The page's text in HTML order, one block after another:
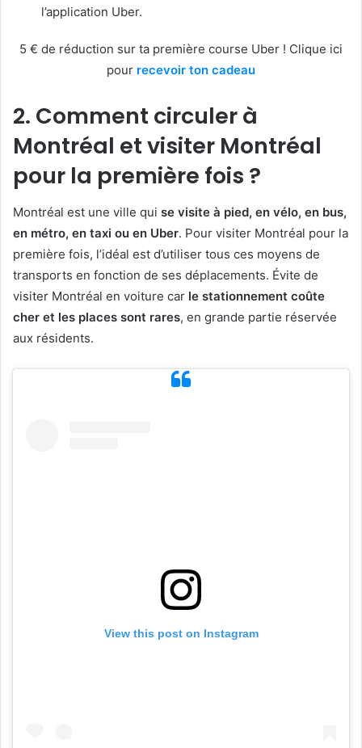
l’application Uber.
5 € de réduction sur ta première course Uber ! Clique ici
pour recevoir ton cadeau
2. Comment circuler à
Montréal et visiter Montréal
pour la première fois ?
Montréal est une ville qui se visite à pied, en vélo, en bus,
en métro, en taxi ou en Uber. Pour visiter Montréal pour la
première fois, l’idéal est d’utiliser tous ces moyens de
transports en fonction de ses déplacements. Évite de
visiter Montréal en voiture car le stationnement coûte
cher et les places sont rares, en grande partie réservée
aux résidents.
View this post on Instagram